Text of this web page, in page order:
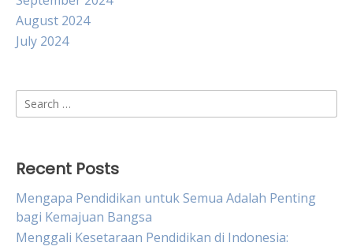
August 2024
July 2024
Search
for:
Recent Posts
Mengapa Pendidikan untuk Semua Adalah Penting
bagi Kemajuan Bangsa
Menggali Kesetaraan Pendidikan di Indonesia: